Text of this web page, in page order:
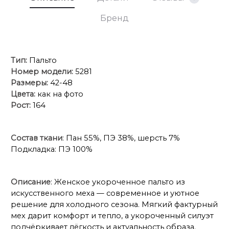
Бренд
Тип: Пальто
Номер модели: 5281
Размеры: 42-48
Цвета: как на фото
Рост: 164
Состав ткани: Пан 55%, ПЭ 38%, шерсть 7%
Подкладка: ПЭ 100%
Описание: Женское укороченное пальто из
искусственного меха — современное и уютное
решение для холодного сезона. Мягкий фактурный
мех дарит комфорт и тепло, а укороченный силуэт
подчёркивает лёгкость и актуальность образа.